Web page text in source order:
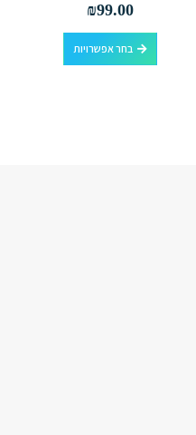
₪99.00
בחר אפשרויות
למוצר זה יש מספר סוגים. ניתן לבחור את האפשרויות בעמוד המוצר